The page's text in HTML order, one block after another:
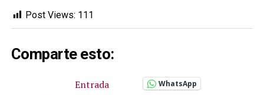
Post Views: 111
Comparte esto:
Entrada WhatsApp